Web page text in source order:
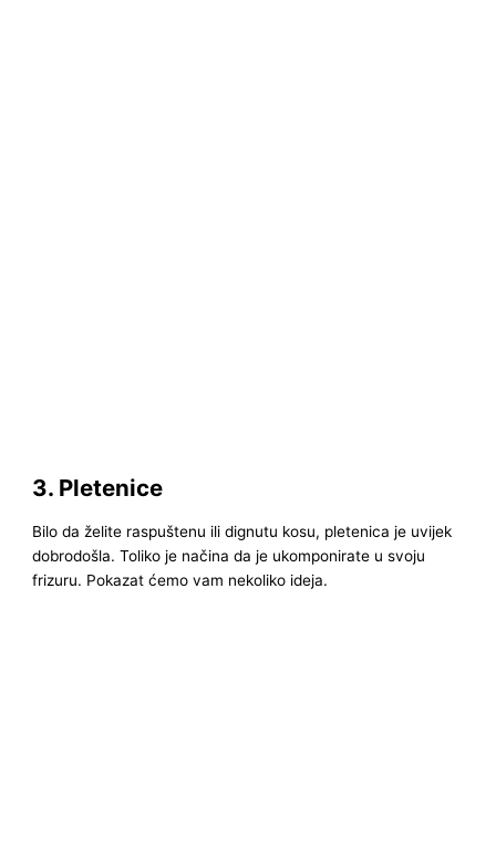
3. Pletenice
Bilo da želite raspuštenu ili dignutu kosu, pletenica je uvijek
dobrodošla. Toliko je načina da je ukomponirate u svoju
frizuru. Pokazat ćemo vam nekoliko ideja.